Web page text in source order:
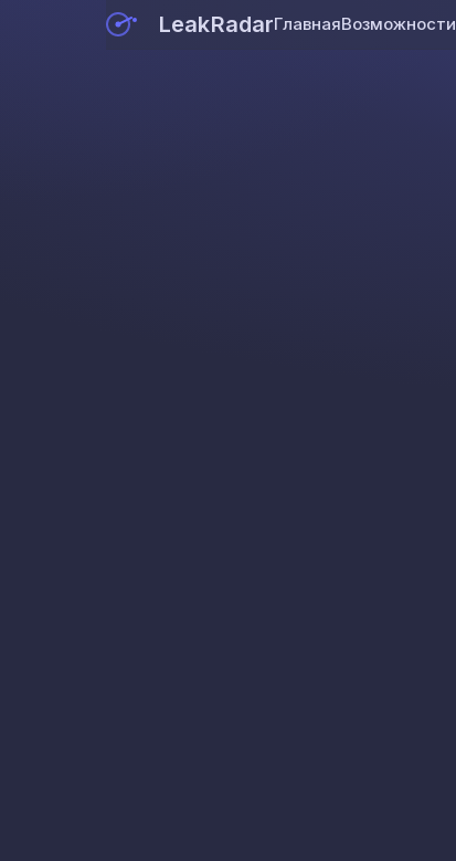
LeakRadarГлавнаяВозможности